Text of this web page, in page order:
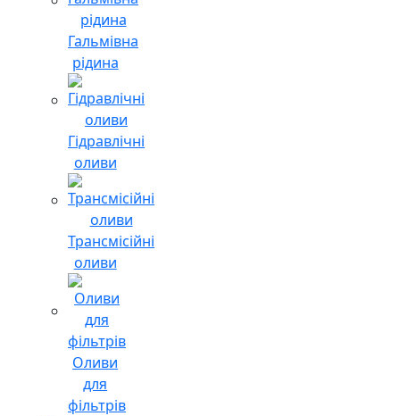
Гальмівна
рідина
Гідравлічні
оливи
Трансмісійні
оливи
Оливи
для
фільтрів